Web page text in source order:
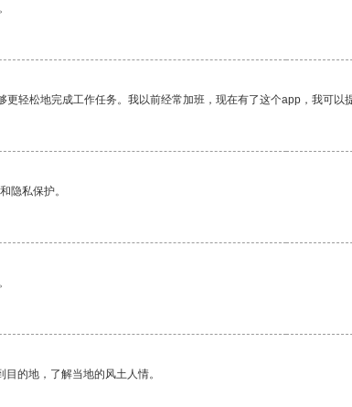
轻松地完成工作任务。我以前经常加班，现在有了这个app，我可以
隐私保护。
的地，了解当地的风土人情。